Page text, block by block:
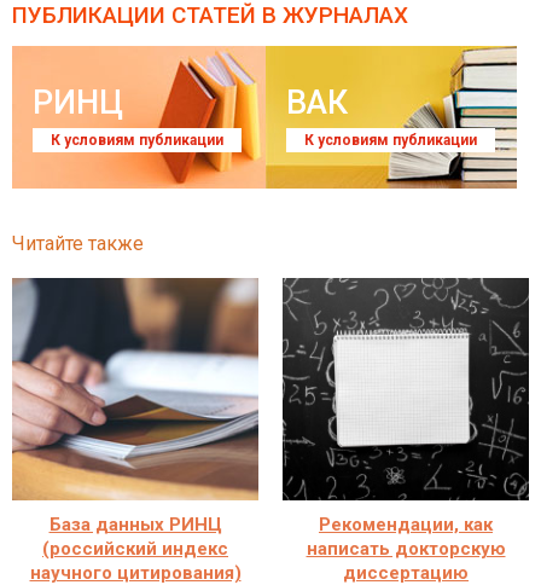
ПУБЛИКАЦИИ СТАТЕЙ В ЖУРНАЛАХ
РИНЦ
К условиям публикации
ВАК
К условиям публикации
Читайте также
База данных РИНЦ
(российский индекс
научного цитирования)
Рекомендации, как
написать докторскую
диссертацию